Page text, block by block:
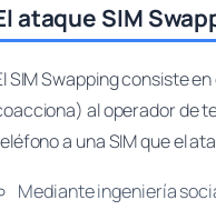
ataque SIM
SIM Swapping consiste
al operador de
a una SIM que el
Mediante ingeniería